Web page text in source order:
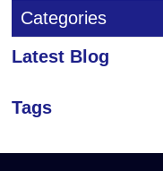
Categories
Latest Blog
Tags